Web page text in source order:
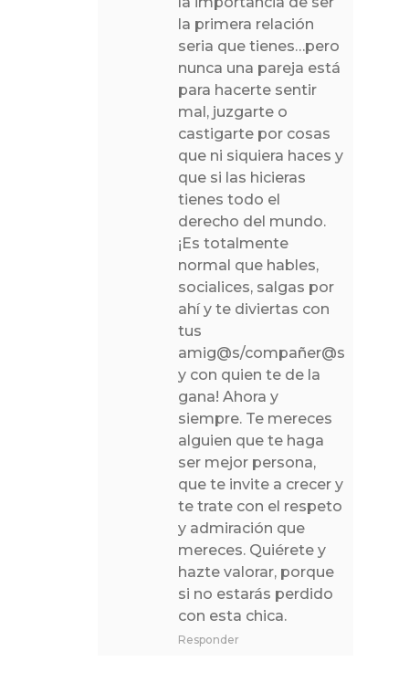
la primera relación
seria que tienes…pero
nunca una pareja está
para hacerte sentir
mal, juzgarte o
castigarte por cosas
que ni siquiera haces y
que si las hicieras
tienes todo el
derecho del mundo.
¡Es totalmente
normal que hables,
socialices, salgas por
ahí y te diviertas con
tus
amig@s/compañer@s
y con quien te de la
gana! Ahora y
siempre. Te mereces
alguien que te haga
ser mejor persona,
que te invite a crecer y
te trate con el respeto
y admiración que
mereces. Quiérete y
hazte valorar, porque
si no estarás perdido
con esta chica.
Responder